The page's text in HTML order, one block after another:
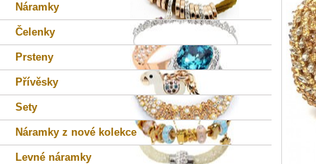
Náramky
Čelenky
Prsteny
Přívěsky
Sety
Náramky z nové kolekce
Levné náramky